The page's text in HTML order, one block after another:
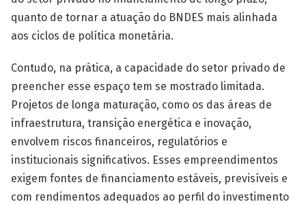
quanto de tornar a atuação do BNDES mais alinhada
aos ciclos de política monetária.
Contudo, na prática, a capacidade do setor privado de
preencher esse espaço tem se mostrado limitada.
Projetos de longa maturação, como os das áreas de
infraestrutura, transição energética e inovação,
envolvem riscos financeiros, regulatórios e
institucionais significativos. Esses empreendimentos
exigem fontes de financiamento estáveis, previsíveis e
com rendimentos adequados ao perfil do investimento